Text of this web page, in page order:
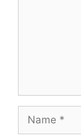
Name